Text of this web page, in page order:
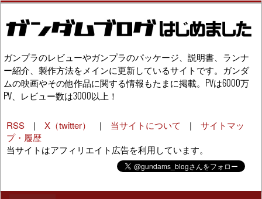
ガンプラのレビューやガンプラのパッケージ、説明書、ランナ
ー紹介、製作方法をメインに更新しているサイトです。ガンダ
ムの映画やその他作品に関する情報もたまに掲載。PVは6000万
PV、レビュー数は3000以上！
RSS | X（twitter） | 当サイトについて | サイトマッ
プ・履歴
当サイトはアフィリエイト広告を利用しています。